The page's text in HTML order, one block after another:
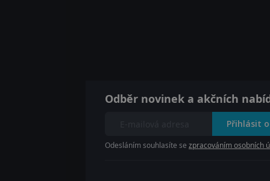
Odběr novinek a akčních
Přihlásit
Odesláním souhlasíte se zpracováním osobních